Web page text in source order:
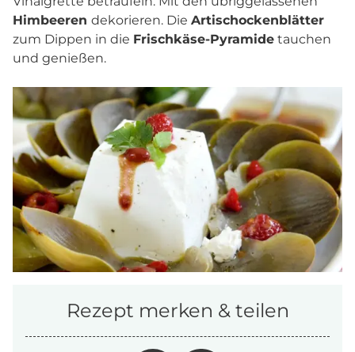
Himbeeren dekorieren. Die Artischockenblätter
zum Dippen in die Frischkäse-Pyramide tauchen
und genießen.
Rezept merken & teilen